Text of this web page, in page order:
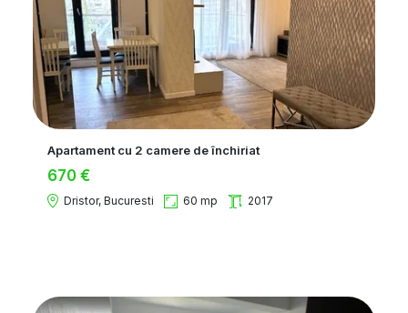
Apartament cu 2 camere de închiriat
670 €
Dristor, Bucuresti 60 mp 2017